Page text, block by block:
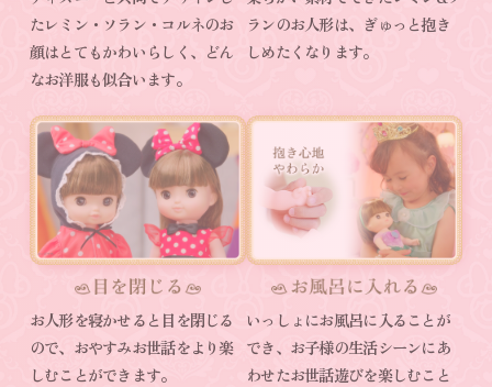
たレミン・ソラン・コルネのお
顔はとてもかわいらしく、どん
なお洋服も似合います。
ランのお人形は、ぎゅっと抱き
しめたくなります。
お人形を寝かせると目を閉じる
ので、おやすみお世話をより楽
しむことができます。
いっしょにお風呂に入ることが
でき、お子様の生活シーンにあ
わせたお世話遊びを楽しむこと